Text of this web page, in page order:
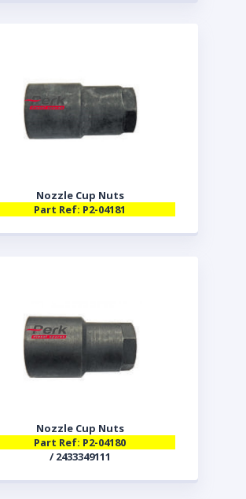
Nozzle Cup Nuts
Part Ref: P2-04181
Nozzle Cup Nuts
Part Ref: P2-04180
/ 2433349111